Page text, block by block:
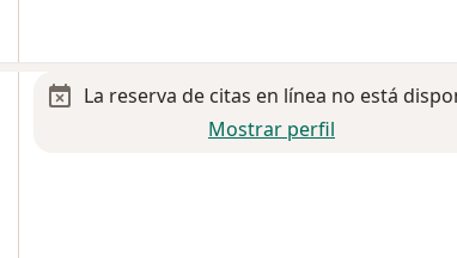
La reserva de citas en línea no está
Mostrar perfil